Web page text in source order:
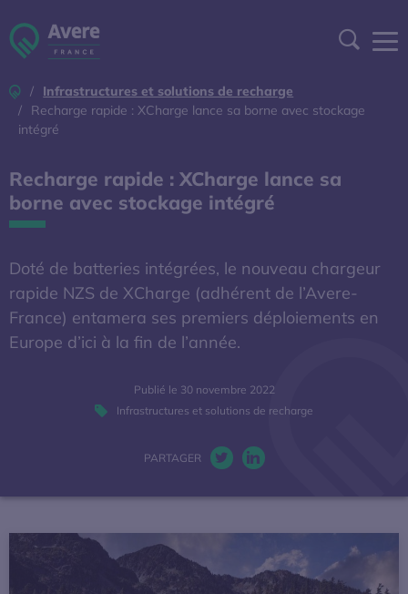
AFIREV
A DÉCOUVRIR
DEVENIR ADHÉRENT
Baromètres
AccueilInfrastructures et solutions de recharge
Recharge rapide : XCharge lance sa borne avec stockage
intégré
Recharge rapide : XCharge lance sa
borne avec stockage intégré
Doté de batteries intégrées, le nouveau chargeur
rapide NZS de XCharge (adhérent de l’Avere-
France) entamera ses premiers déploiements en
Europe d’ici à la fin de l’année.
Publié le 30 novembre 2022
Infrastructures et solutions de recharge
PARTAGER